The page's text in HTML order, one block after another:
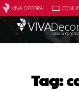
VIVA DECORA
Tag: